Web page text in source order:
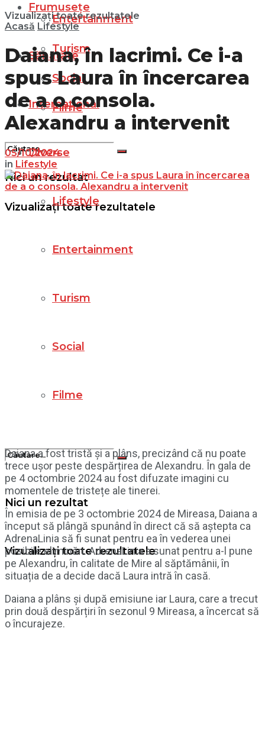
Entertainment
Turism
Social
Filme
Nici un rezultat
Vizualizați toate rezultatele
Frumusețe
Sănătate
Internațional
Diverse
Lifestyle
Entertainment
Turism
Social
Filme
Nici un rezultat
Vizualizați toate rezultatele
Vizualizați toate rezultatele
Acasă Lifestyle
Daiana, în lacrimi. Ce i-a
spus Laura în încercarea
de a o consola.
Alexandru a intervenit
05/10/2024
in Lifestyle
Daiana a fost tristă și a plâns, precizând că nu poate
trece ușor peste despărțirea de Alexandru. În gala de
pe 4 octombrie 2024 au fost difuzate imagini cu
momentele de tristețe ale tinerei.
În emisia de pe 3 octombrie 2024 de Mireasa, Daiana a
început să plângă spunând în direct că să aștepta ca
AdrenaLinia să fi sunat pentru ea în vederea unei
posibile eliminări. AdrenaLinia a sunat pentru a-l pune
pe Alexandru, în calitate de Mire al săptămânii, în
situația de a decide dacă Laura intră în casă.
Daiana a plâns și după emisiune iar Laura, care a trecut
prin două despărțiri în sezonul 9 Mireasa, a încercat să
o încurajeze.